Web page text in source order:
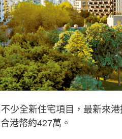
少全新住宅項目，最新來
港幣約427萬。